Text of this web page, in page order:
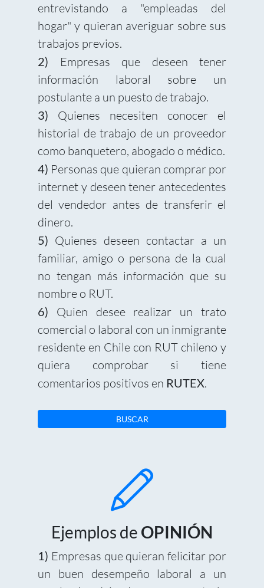
entrevistando a "empleadas del
hogar" y quieran averiguar sobre sus
trabajos previos.
2) Empresas que deseen tener
información laboral sobre un
postulante a un puesto de trabajo.
3) Quienes necesiten conocer el
historial de trabajo de un proveedor
como banquetero, abogado o médico.
4) Personas que quieran comprar por
internet y deseen tener antecedentes
del vendedor antes de transferir el
dinero.
5) Quienes deseen contactar a un
familiar, amigo o persona de la cual
no tengan más información que su
nombre o RUT.
6) Quien desee realizar un trato
comercial o laboral con un inmigrante
residente en Chile con RUT chileno y
quiera comprobar si tiene
comentarios positivos en RUTEX.
BUSCAR
Ejemplos de OPINIÓN
1) Empresas que quieran felicitar por
un buen desempeño laboral a un